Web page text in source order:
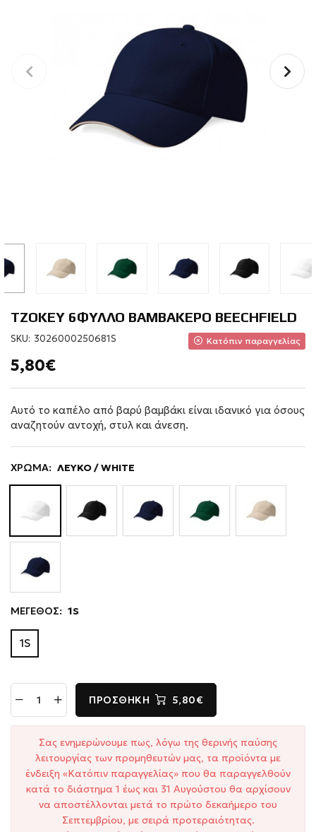
ΤΖΟΚΕΥ 6ΦΥΛΛΟ ΒΑΜΒΑΚΕΡΟ BEECHFIELD
SKU: 3026000250681S Κατόπιν παραγγελίας
5,80€
Αυτό το καπέλο από βαρύ βαμβάκι είναι ιδανικό για όσους
αναζητούν αντοχή, στυλ και άνεση.
ΧΡΩΜΑ: ΛΕΥΚΟ / WHITE
ΜΕΓΕΘΟΣ: 1S
1S
ΠΡΟΣΘΉΚΗ 5,80€
Σας ενημερώνουμε πως, λόγω της θερινής παύσης
λειτουργίας των προμηθευτών μας, τα προϊόντα με
ένδειξη «Κατόπιν παραγγελίας» που θα παραγγελθούν
κατά το διάστημα 1 έως και 31 Αυγούστου θα αρχίσουν
να αποστέλλονται μετά το πρώτο δεκαήμερο του
Σεπτεμβρίου, με σειρά προτεραιότητας.